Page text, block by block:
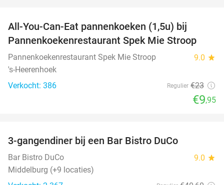
All-You-Can-Eat pannenkoeken (1,5u) bij
Pannenkoekenrestaurant Spek Mie Stroop
Pannenkoekenrestaurant Spek Mie Stroop 9.0 star
's-Heerenhoek
Verkocht: 386
Regulier €23
€9,95
3-gangendiner bij een Bar Bistro DuCo
Bar Bistro DuCo 9.0 star
Middelburg (+9 locaties)